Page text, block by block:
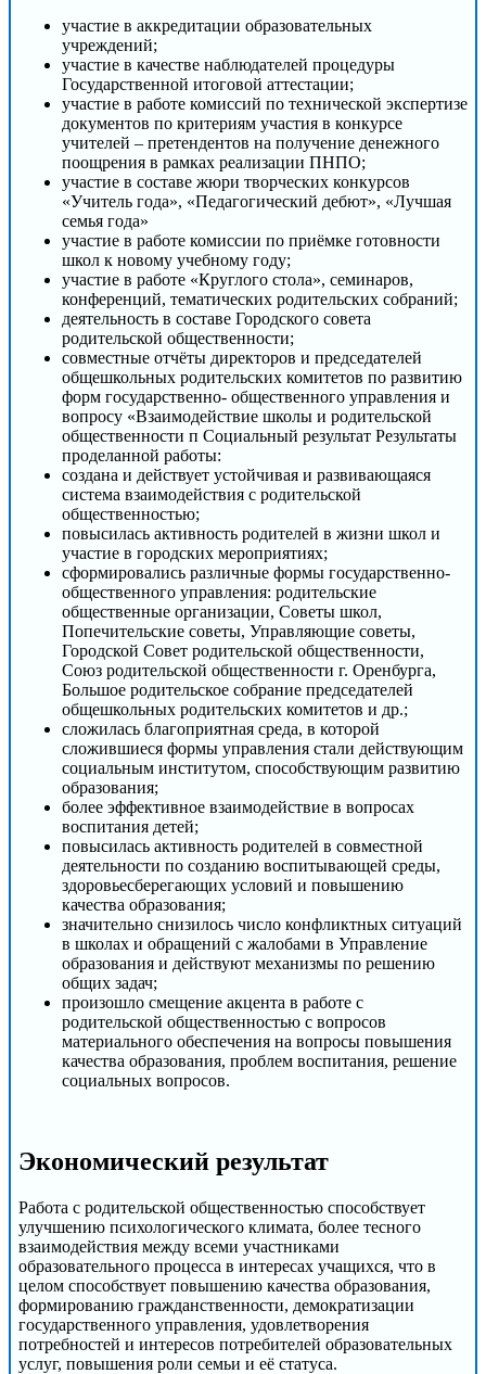
участие в аккредитации образовательных
учреждений;
участие в качестве наблюдателей процедуры
Государственной итоговой аттестации;
участие в работе комиссий по технической экспертизе
документов по критериям участия в конкурсе
учителей – претендентов на получение денежного
поощрения в рамках реализации ПНПО;
участие в составе жюри творческих конкурсов
«Учитель года», «Педагогический дебют», «Лучшая
семья года»
участие в работе комиссии по приёмке готовности
школ к новому учебному году;
участие в работе «Круглого стола», семинаров,
конференций, тематических родительских собраний;
деятельность в составе Городского совета
родительской общественности;
совместные отчёты директоров и председателей
общешкольных родительских комитетов по развитию
форм государственно- общественного управления и
вопросу «Взаимодействие школы и родительской
общественности п Cоциальный результат Результаты
проделанной работы:
создана и действует устойчивая и развивающаяся
система взаимодействия с родительской
общественностью;
повысилась активность родителей в жизни школ и
участие в городских мероприятиях;
сформировались различные формы государственно-
общественного управления: родительские
общественные организации, Советы школ,
Попечительские советы, Управляющие советы,
Городской Совет родительской общественности,
Союз родительской общественности г. Оренбурга,
Большое родительское собрание председателей
общешкольных родительских комитетов и др.;
сложилась благоприятная среда, в которой
сложившиеся формы управления стали действующим
социальным институтом, способствующим развитию
образования;
более эффективное взаимодействие в вопросах
воспитания детей;
повысилась активность родителей в совместной
деятельности по созданию воспитывающей среды,
здоровьесберегающих условий и повышению
качества образования;
значительно снизилось число конфликтных ситуаций
в школах и обращений с жалобами в Управление
образования и действуют механизмы по решению
общих задач;
произошло смещение акцента в работе с
родительской общественностью с вопросов
материального обеспечения на вопросы повышения
качества образования, проблем воспитания, решение
социальных вопросов.
Экономический результат
Работа с родительской общественностью способствует
улучшению психологического климата, более тесного
взаимодействия между всеми участниками
образовательного процесса в интересах учащихся, что в
целом способствует повышению качества образования,
формированию гражданственности, демократизации
государственного управления, удовлетворения
потребностей и интересов потребителей образовательных
услуг, повышения роли семьи и её статуса.